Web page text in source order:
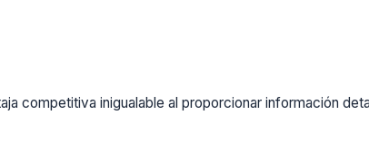
competitiva inigualable al proporcionar información